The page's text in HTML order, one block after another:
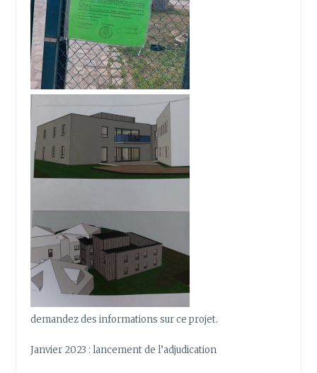
demandez des informations sur ce projet.
Janvier 2023 : lancement de l’adjudication